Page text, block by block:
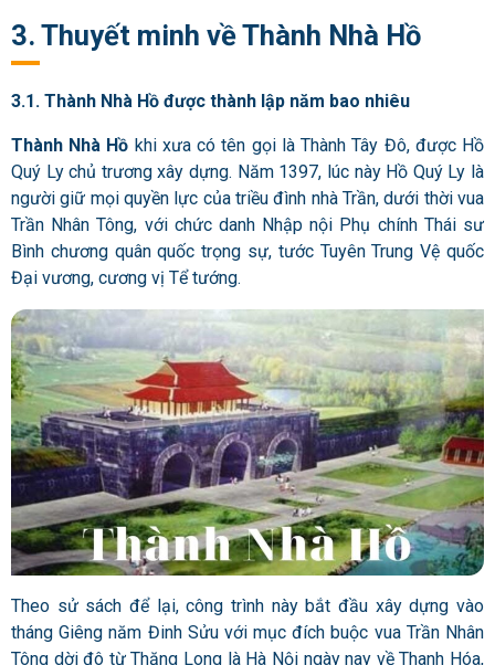
3. Thuyết minh về Thành Nhà Hồ
3.1. Thành Nhà Hồ được thành lập năm bao nhiêu
Thành Nhà Hồ khi xưa có tên gọi là Thành Tây Đô, được Hồ
Quý Ly chủ trương xây dựng. Năm 1397, lúc này Hồ Quý Ly là
người giữ mọi quyền lực của triều đình nhà Trần, dưới thời vua
Trần Nhân Tông, vớichức danh Nhập nội Phụ chính Thái sư
Bình chương quân quốc trọng sự, tước Tuyên Trung Vệ quốc
Đại vương, cương vị Tể tướng.
Theo sử sách để lại, công trình này bắt đầu xây dựng vào
tháng Giêng năm Đinh Sửu với mục đích buộc vua Trần Nhân
Tông dời đô từ Thăng Long là Hà Nội ngày nay về Thanh Hóa,